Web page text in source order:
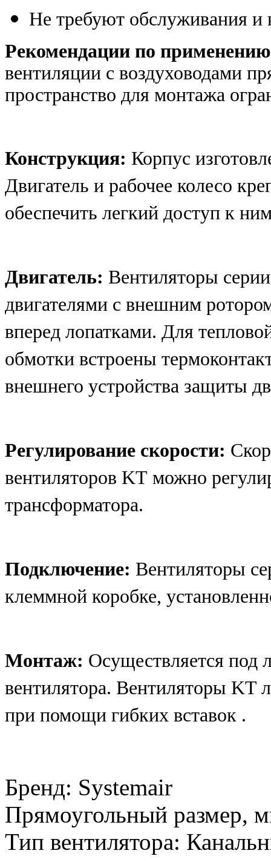
Не требуют обслуживания и
Рекомендации по
вентиляции с воздуховодами
пространство для монтажа
Конструкция: Корпус
Двигатель и рабочее колесо
обеспечить легкий доступ к
Двигатель: Вентиляторы
двигателями с внешним
вперед лопатками. Для
обмотки встроены
внешнего устройства защиты
Регулирование скорости:
вентиляторов KT можно
трансформатора.
Подключение: Вентиляторы
клеммной коробке,
Монтаж: Осуществляется под
вентилятора. Вентиляторы KT
при помощи гибких вставок .
Бренд: Systemair
Прямоугольный размер,
Тип вентилятора: